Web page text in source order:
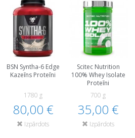
BSN Syntha-6 Edge
Kazeīns Proteīni
1780 g
80,00 €
Izpārdots
Scitec Nutrition
100% Whey Isolate
Proteīni
700 g
35,00 €
Izpārdots